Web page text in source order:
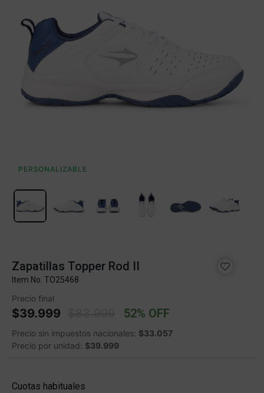
PERSONALIZABLE
Zapatillas Topper Rod II
Item No. TO25468
Precio final
$39.999 Price reduced from
52% OFF
Precio sin impuestos nacionales: $33.057
Precio por unidad: $39.999
Cuotas habituales